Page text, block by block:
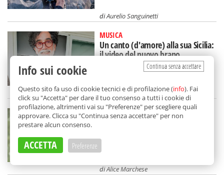
diAurelio Sanguinetti
MUSICA
Un canto (d'amore) alla sua Sicilia:
il video del nuovo brano
"Cuntami" di Lello Analfino
diRedazione
LIBRI
Cosa serve a Palermo per essere
città possibile"
diAlice Marchese
Continua senza accettare
Info sui cookie
Questo sito fa uso di cookie tecnici e di profilazione (info). Fai
click su "Accetta" per dare il tuo consenso a tutti i cookie di
profilazione, altrimenti vai su "Preferenze" per scegliere quali
approvare. Clicca su "Continua senza accettare" per non
prestare alcun consenso.
ACCETTA Preferenze